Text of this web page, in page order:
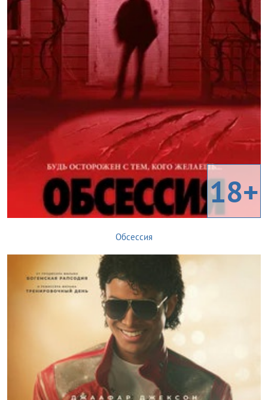
18+
Обсессия